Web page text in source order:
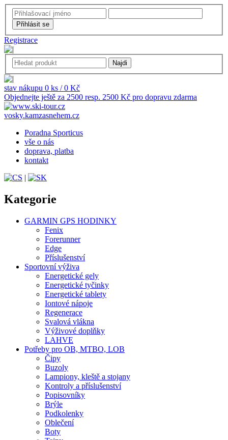
Registrace
stav nákupu 0 ks / 0 Kč
Objednejte ještě za 2500 resp. 2500 Kč pro dopravu zdarma
vosky.kamzasnehem.cz
Poradna Sporticus
vše o nás
doprava, platba
kontakt
|
Kategorie
GARMIN GPS HODINKY
Fenix
Forerunner
Edge
Příslušenství
Sportovní výživa
Energetické gely
Energetické tyčinky
Energetické tablety
Iontové nápoje
Regenerace
Svalová vlákna
Výživové doplňky
LAHVE
Potřeby pro OB, MTBO, LOB
Čipy
Buzoly
Lampiony, kleště a stojany
Kontroly a příslušenství
Popisovníky
Brýle
Podkolenky
Oblečení
Boty